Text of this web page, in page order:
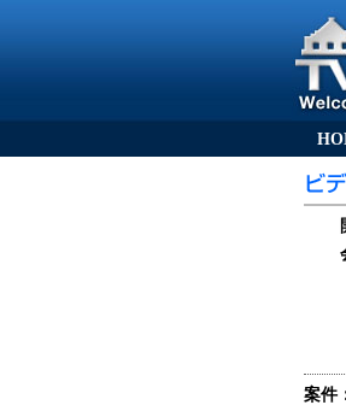
案件